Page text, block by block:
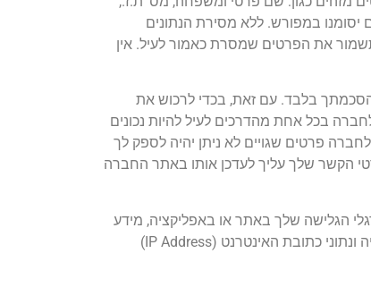
במפורש. ללא מסירת הנתונים
את הפרטים שמסרת כאמור לעיל. אין
בלבד. עם זאת, בכדי לרכוש את
בכל אחת מהדרכים לעיל להיות נכונים
פרטים שגויים לא ניתן יהיה לספק לך
הקשר שלך עליך לעדכן אותו באתר החברה
הגלישה שלך באתר או באפליקציה, מידע
או פרסומות שקראת, העמודים שבהם צפית, השירותים שעניינו אותך, מקום המכשיר בו גלשת באתר או עשית שימוש באפליקציה ונתוני כתובת האינטרנט (IP Address)